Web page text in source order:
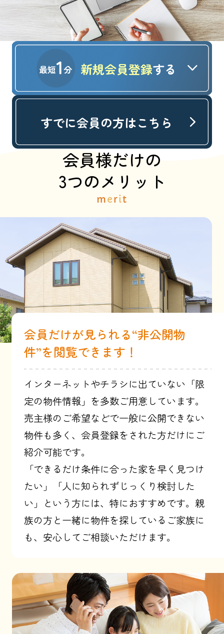
新規会員登録する
すでに会員の方はこちら
会員様だけの
3つのメリット
merit
会員だけが見られる“非公開物
件”を閲覧できます！
インターネットやチラシに出ていない「限
定の物件情報」を多数ご用意しています。
売主様のご希望などで一般に公開できない
物件も多く、会員登録をされた方だけにご
紹介可能です。
「できるだけ条件に合った家を早く見つけ
たい」「人に知られずじっくり検討した
い」という方には、特におすすめです。親
族の方と一緒に物件を探しているご家族に
も、安心してご相談いただけます。